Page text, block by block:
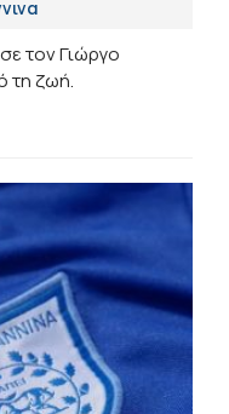
τον Γιώργο
τη ζωή.